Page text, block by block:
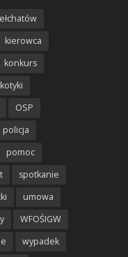
kierowca
konkurs
OSP
policja
pomoc
spotkanie
umowa
WFOŚIGW
wypadek